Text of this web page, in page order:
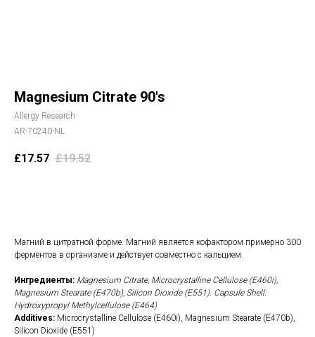
Magnesium Citrate 90's
Allergy Research
AR-70240-NL
£17.57 £19.52
Магний в цитратной форме. Магний является кофактором примерно 300
ферментов в организме и действует совместно с кальцием.
Ингредиенты: Magnesium Citrate, Microcrystalline Cellulose (E460i),
Magnesium Stearate (E470b), Silicon Dioxide (E551). Capsule Shell:
Hydroxypropyl Methylcellulose (E464)
Additives: Microcrystalline Cellulose (E460i), Magnesium Stearate (E470b),
Silicon Dioxide (E551)